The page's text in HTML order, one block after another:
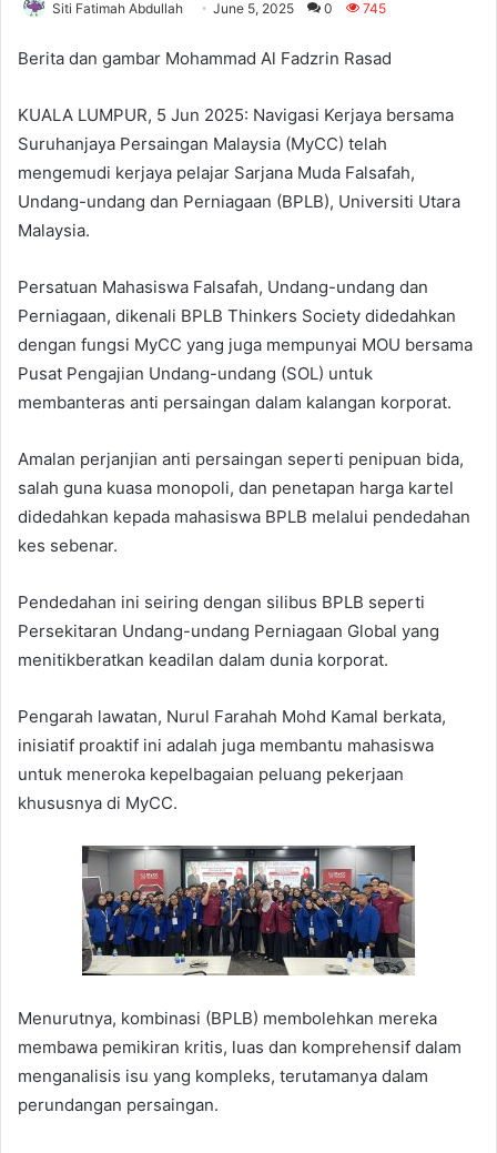
Siti Fatimah Abdullah June 5, 2025 0 745
Berita dan gambar Mohammad Al Fadzrin Rasad
KUALA LUMPUR, 5 Jun 2025: Navigasi Kerjaya bersama
Suruhanjaya Persaingan Malaysia (MyCC) telah
mengemudi kerjaya pelajar Sarjana Muda Falsafah,
Undang-undang dan Perniagaan (BPLB), Universiti Utara
Malaysia.
Persatuan Mahasiswa Falsafah, Undang-undang dan
Perniagaan, dikenali BPLB Thinkers Society didedahkan
dengan fungsi MyCC yang juga mempunyai MOU bersama
Pusat Pengajian Undang-undang (SOL) untuk
membanteras anti persaingan dalam kalangan korporat.
Amalan perjanjian anti persaingan seperti penipuan bida,
salah guna kuasa monopoli, dan penetapan harga kartel
didedahkan kepada mahasiswa BPLB melalui pendedahan
kes sebenar.
Pendedahan ini seiring dengan silibus BPLB seperti
Persekitaran Undang-undang Perniagaan Global yang
menitikberatkan keadilan dalam dunia korporat.
Pengarah lawatan, Nurul Farahah Mohd Kamal berkata,
inisiatif proaktif ini adalah juga membantu mahasiswa
untuk meneroka kepelbagaian peluang pekerjaan
khususnya di MyCC.
Menurutnya, kombinasi (BPLB) membolehkan mereka
membawa pemikiran kritis, luas dan komprehensif dalam
menganalisis isu yang kompleks, terutamanya dalam
perundangan persaingan.